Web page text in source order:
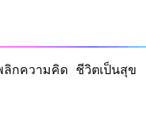
กความคิด ชีวิตเป็นสุข